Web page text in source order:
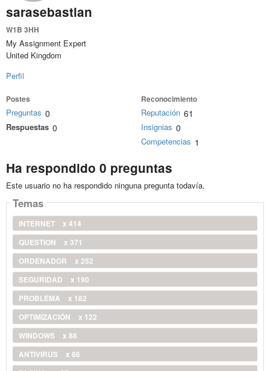
sarasebastian
W1B 3HH
My Assignment Expert
United Kingdom
Perfil
Postes
Preguntas 0
Respuestas 0
Reconocimiento
Reputación 61
Insignias 0
Competencias 1
Ha respondido 0 preguntas
Este usuario no ha respondido ninguna pregunta todavía.
Temas
INTERNET
x 414
QUESTION
x 371
ORDENADOR
x 252
SEGURIDAD
x 190
PROBLEMA
x 182
OPTIMIZACIÓN
x 122
WINDOWS
x 88
ANTIVIRUS
x 86